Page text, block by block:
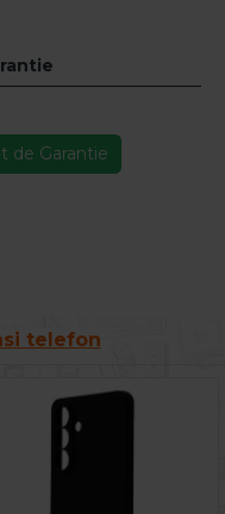
de Garantie
telefon